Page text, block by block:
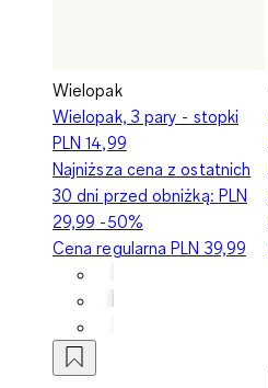
Wielopak
Wielopak, 3 pary - stopki
PLN 14,99
Najniższa cena z ostatnich
30 dni przed obniżką: PLN
29,99 -50%
Cena regularnaPLN 39,99